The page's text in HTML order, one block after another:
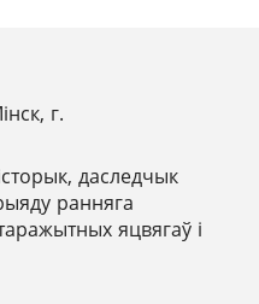
г.
даследчык
ранняга
яцвягаў і